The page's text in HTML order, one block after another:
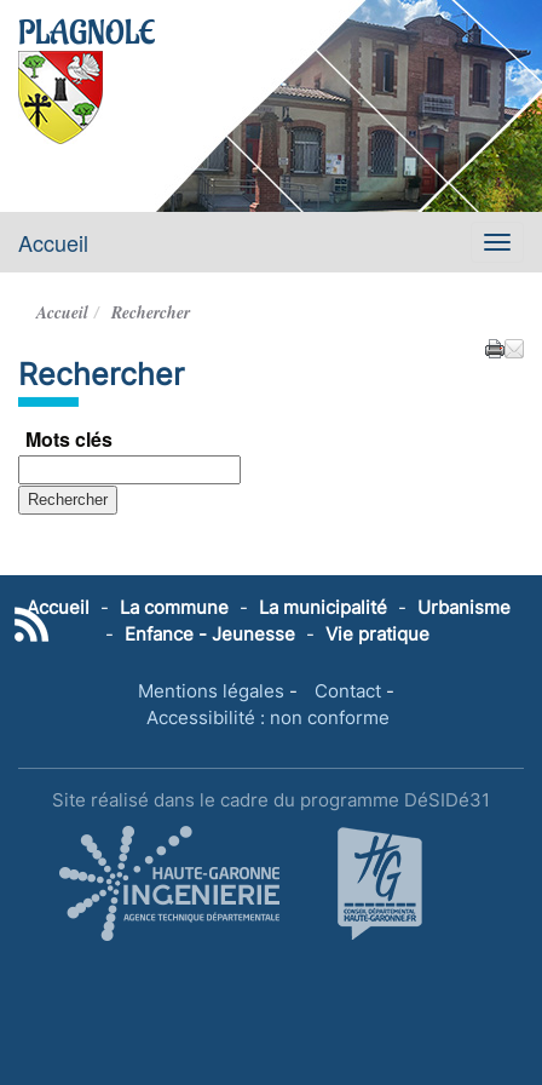
PLAGNOLE
Menu
Accueil
Accueil Rechercher
Rechercher
Mots clés
Accueil - La commune - La municipalité - Urbanisme
- Enfance - Jeunesse - Vie pratique
Mentions légales - Contact-
Accessibilité : non conforme
Site réalisé dans le cadre du programme DéSIDé31